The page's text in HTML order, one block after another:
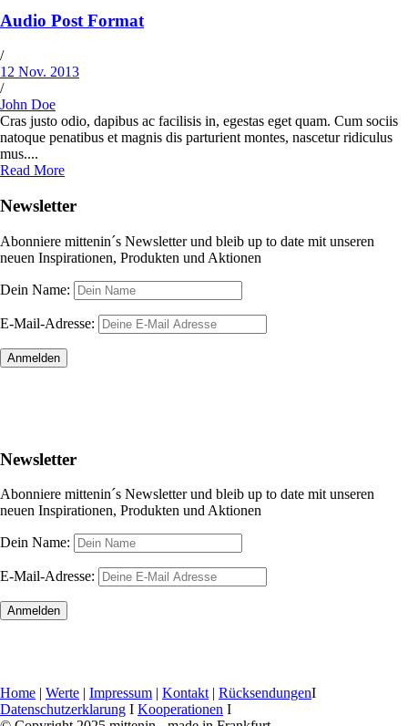
Audio Post Format
/
12 Nov. 2013
/
John Doe
Cras justo odio, dapibus ac facilisis in, egestas eget quam. Cum sociis
natoque penatibus et magnis dis parturient montes, nascetur ridiculus
mus....
Read More
Newsletter
Abonniere mittenin´s Newsletter und bleib up to date mit unseren
neuen Inspirationen, Produkten und Aktionen
Dein Name:
E-Mail-Adresse:
Newsletter
Abonniere mittenin´s Newsletter und bleib up to date mit unseren
neuen Inspirationen, Produkten und Aktionen
Dein Name:
E-Mail-Adresse:
Home | Werte | Impressum | Kontakt | RücksendungenI
Datenschutzerklarung I Kooperationen I